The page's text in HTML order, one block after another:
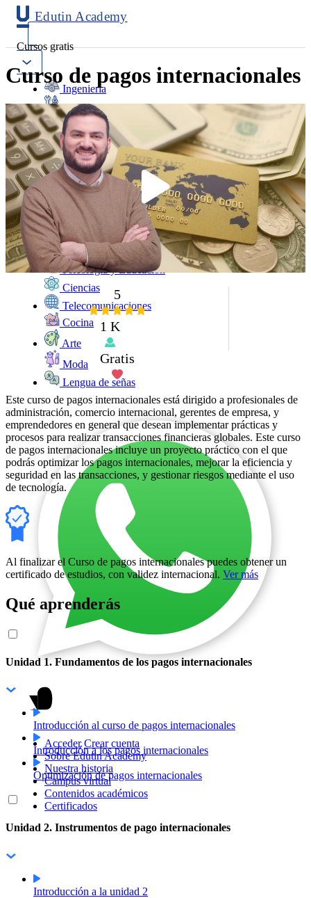
Edutin Academy
Cursos gratis
Ingeniería
Mantenimiento
Software
Diseño
Negocios
Salud
Programación
Marketing
Idiomas
Deporte
Psicología y Educación
Ciencias
Telecomunicaciones
Cocina
Arte
Moda
Lengua de señas
Acceder Crear cuenta
Sobre Edutin Academy
Nuestra historia
Campus virtual
Contenidos académicos
Certificados
Curso de pagos internacionales
5
1 K
Gratis
Este curso de pagos internacionales está dirigido a profesionales de
administración, comercio internacional, gerentes de empresa, y
emprendedores en general que desean implementar prácticas y
procesos para realizar transacciones financieras globales. Este curso
de pagos internacionales incluye un proyecto práctico con el que
podrás optimizar los pagos internacionales, mejorar la eficiencia y
seguridad en las transacciones, y gestionar riesgos mediante el uso
de tecnología.
Al finalizar el Curso de pagos internacionales puedes obtener un
certificado de estudios, con validez internacional. Ver más
Qué aprenderás
Unidad 1. Fundamentos de los pagos internacionales
Introducción al curso de pagos internacionales
Introducción a los pagos internacionales
Optimización de pagos internacionales
Unidad 2. Instrumentos de pago internacionales
Introducción a la unidad 2